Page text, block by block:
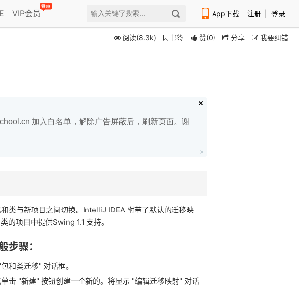
VIP会员
特惠
App下载 注册 登录
阅读(8.3k) 书签 赞(0) 分享 我要纠错
加入白名单，解除广告屏蔽后，刷新页面。谢
类与新项目之间切换。IntelliJ IDEA 附带了默认的迁移映
的项目中提供Swing 1.1 支持。
步骤：
和类迁移" 对话框。
击 "新建" 按钮创建一个新的。将显示 "编辑迁移映射" 对话